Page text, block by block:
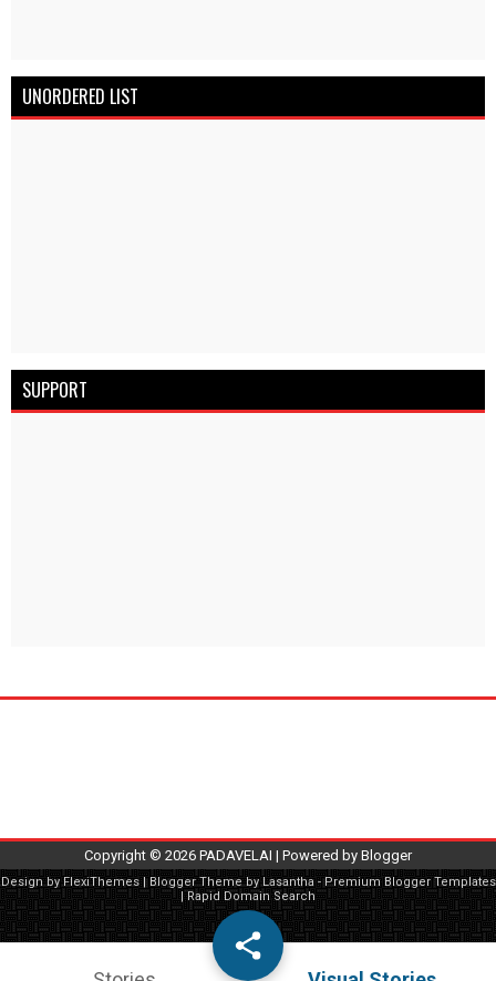
UNORDERED LIST
SUPPORT
Copyright © 2026 PADAVELAI | Powered by Blogger
Design byFlexiThemes| Blogger Theme byLasantha-Premium Blogger Templates
|Rapid Domain Search